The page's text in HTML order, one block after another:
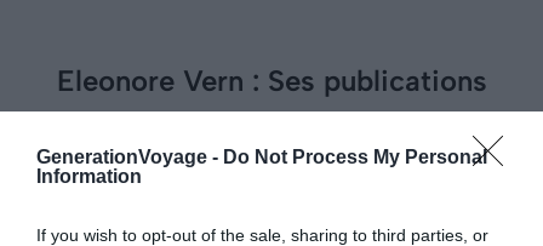
GenerationVoyage - Do Not Process My Personal
Information
If you wish to opt-out of the sale, sharing to third parties, or
Eleonore Vern : Ses publications
Incontournables
(Espagne)
Le 15 juillet 2026